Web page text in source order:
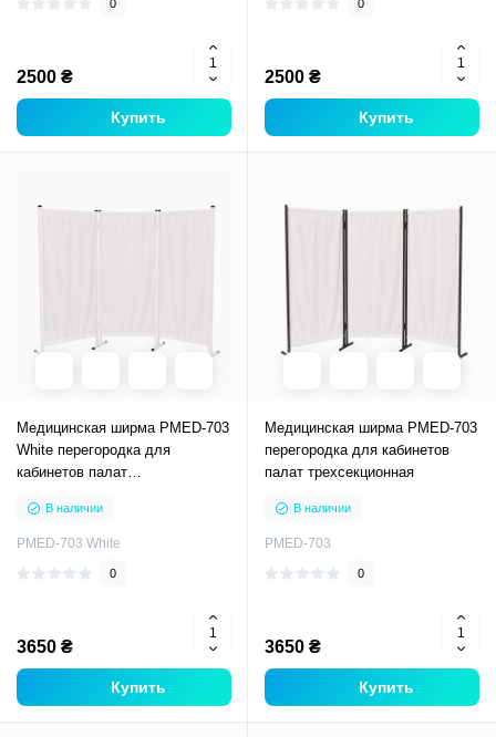
0
2500 ₴
Купить
0
2500 ₴
Купить
Медицинская ширма PMED-703
White перегородка для
кабинетов палат
каркасом
В наличии
PMED-703 White
0
3650 ₴
Купить
Медицинская ширма PMED-703
перегородка для кабинетов
палат трехсекционная
В наличии
PMED-703
0
3650 ₴
Купить